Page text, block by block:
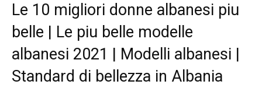
Le 10 migliori donne albanesi piu
belle | Le piu belle modelle
albanesi 2021 | Modelli albanesi |
Standard di bellezza in Albania